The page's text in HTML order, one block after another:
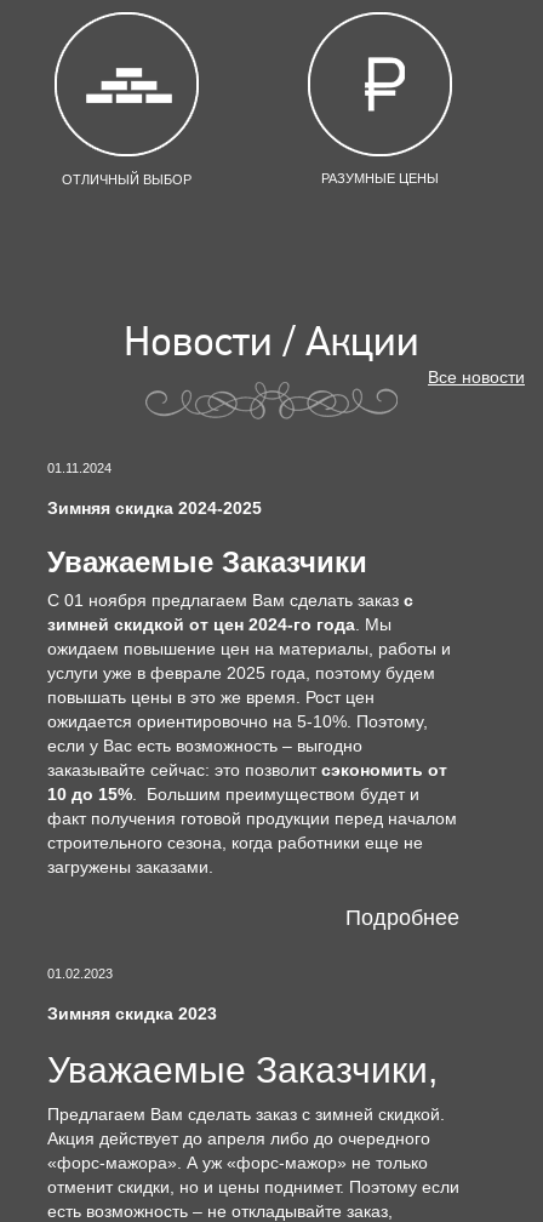
ОТЛИЧНЫЙ ВЫБОР РАЗУМНЫЕ ЦЕНЫ
Новости / Акции
Все новости
01.11.2024
Зимняя скидка 2024-2025
Уважаемые Заказчики
С 01 ноября предлагаем Вам сделать заказ с
зимней скидкой от цен 2024-го года . Мы
ожидаем повышение цен на материалы, работы и
услуги уже в феврале 2025 года, поэтому будем
повышать цены в это же время. Рост цен
ожидается ориентировочно на 5-10%. Поэтому,
если у Вас есть возможность – выгодно
заказывайте сейчас: это позволитсэкономить от
10 до 15% . Большим преимуществом будет и
факт получения готовой продукции перед началом
строительного сезона, когда работники еще не
загружены заказами.
Подробнее
01.02.2023
Зимняя скидка 2023
Уважаемые Заказчики,
Предлагаем Вам сделать заказ с зимней скидкой.
Акция действует до апреля либо до очередного
«форс-мажора». А уж «форс-мажор» не только
отменит скидки, но и цены поднимет. Поэтому если
есть возможность – не откладывайте заказ,